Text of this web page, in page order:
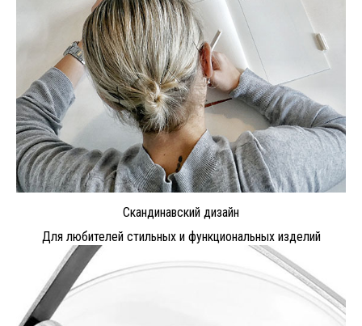
Скандинавский дизайн
Для любителей стильных и функциональных изделий